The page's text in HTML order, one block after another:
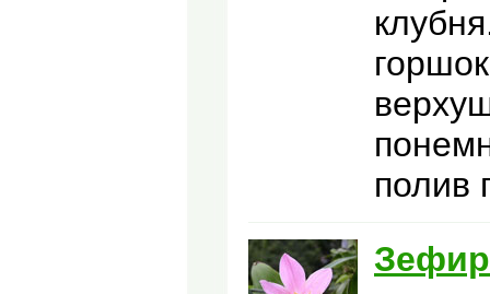
полив